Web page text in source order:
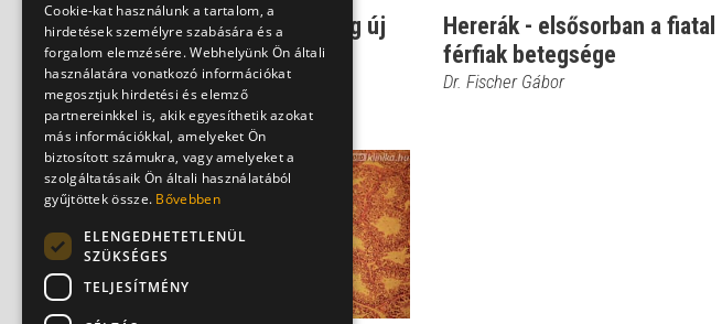
Heredaganat: Manapság új
módszerrel kezelik a
betegséget
Dr. Fischer Gábor
Hererák - elsősorban a fiatal
férfiak betegsége
Dr. Fischer Gábor
Cookie-kat használunk a tartalom, a
hirdetések személyre szabására és a
forgalom elemzésére. Webhelyünk Ön általi
használatára vonatkozó információkat
megosztjuk hirdetési és elemző
partnereinkkel is, akik egyesíthetik azokat
más információkkal, amelyeket Ön
biztosított számukra, vagy amelyeket a
szolgáltatásaik Ön általi használatából
gyűjtöttek össze. Bővebben
ELENGEDHETETLENÜL
SZÜKSÉGES
TELJESÍTMÉNY